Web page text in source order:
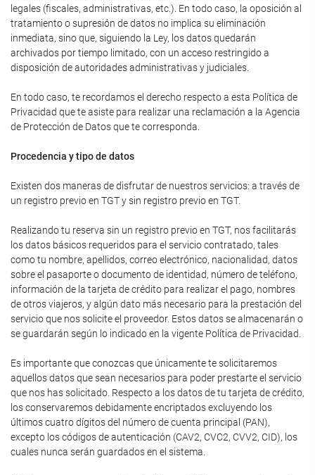
legales (fiscales, administrativas, etc.). En todo caso, la oposición al
tratamiento o supresión de datos no implica su eliminación
inmediata, sino que, siguiendo la Ley, los datos quedarán
archivados por tiempo limitado, con un acceso restringido a
disposición de autoridades administrativas y judiciales.
En todo caso, te recordamos el derecho respecto a esta Política de
Privacidad que te asiste para realizar una reclamación a la Agencia
de Protección de Datos que te corresponda.
Procedencia y tipo de datos
Existen dos maneras de disfrutar de nuestros servicios: a través de
un registro previo en TGT y sin registro previo en TGT.
Realizando tu reserva sin un registro previo en TGT, nos facilitarás
los datos básicos requeridos para el servicio contratado, tales
como tu nombre, apellidos, correo electrónico, nacionalidad, datos
sobre el pasaporte o documento de identidad, número de teléfono,
información de la tarjeta de crédito para realizar el pago, nombres
de otros viajeros, y algún dato más necesario para la prestación del
servicio que nos solicite el proveedor. Estos datos se almacenarán o
se guardarán según lo indicado en la vigente Política de Privacidad.
Es importante que conozcas que únicamente te solicitaremos
aquellos datos que sean necesarios para poder prestarte el servicio
que nos has solicitado. Respecto a los datos de tu tarjeta de crédito,
los conservaremos debidamente encriptados excluyendo los
últimos cuatro dígitos del número de cuenta principal (PAN),
excepto los códigos de autenticación (CAV2, CVC2, CVV2, CID), los
cuales nunca serán guardados en el sistema.